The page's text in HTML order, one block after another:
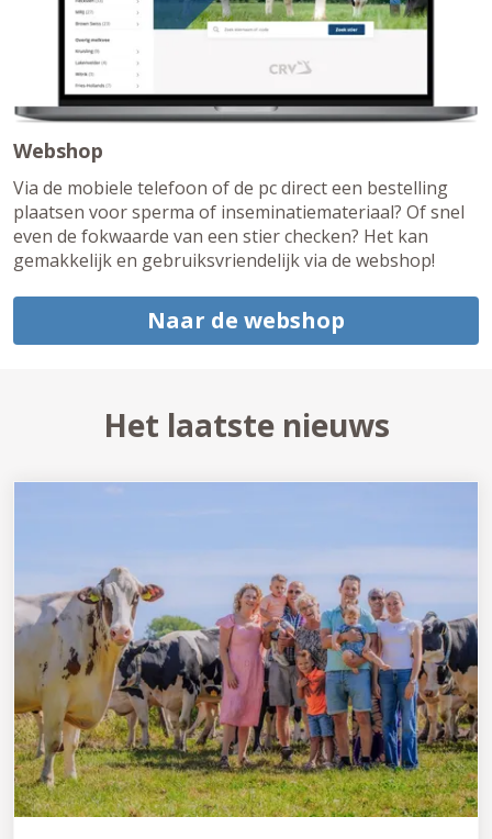
Webshop
Via de mobiele telefoon of de pc direct een bestelling
plaatsen voor sperma of inseminatiemateriaal? Of snel
even de fokwaarde van een stier checken? Het kan
gemakkelijk en gebruiksvriendelijk via de webshop!
Naar de webshop
Het laatste nieuws